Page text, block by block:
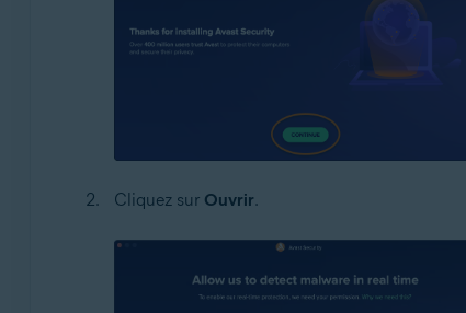
Cliquez sur Ouvrir.